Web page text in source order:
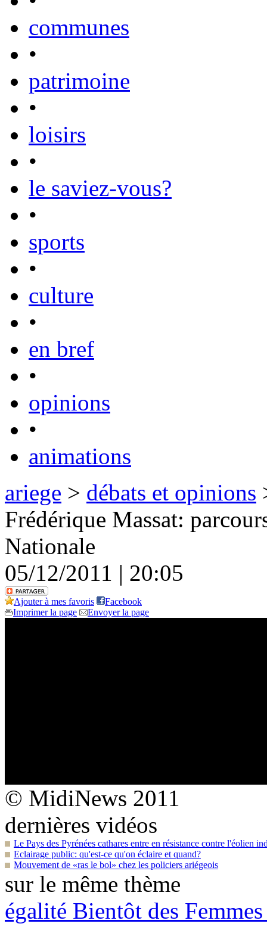
communes
•
patrimoine
•
loisirs
•
le saviez-vous?
•
sports
•
culture
•
en bref
•
opinions
•
animations
ariege > débats et opinions
Frédérique Massat:
Nationale
05/12/2011 | 20:05
Ajouter à mes favoris
Facebook
Imprimer la page
Envoyer la page
© MidiNews 2011
dernières vidéos
Le Pays des Pyrénées cathares entre en résistance contre l'éolien
Eclairage public: qu'est-ce qu'on éclaire et quand?
Mouvement de «ras le bol» chez les policiers ariégeois
sur le même thème
égalité Bientôt des